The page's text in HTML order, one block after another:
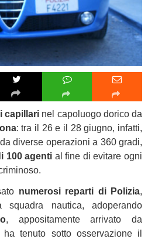
capillari nel capoluogo dorico da
: tra il 26 e il 28 giugno, infatti,
diverse operazioni a 360 gradi,
100 agenti al fine di evitare ogni
numerosi reparti di Polizia,
nautica, adoperando
, appositamente arrivato da
tenuto sotto osservazione il